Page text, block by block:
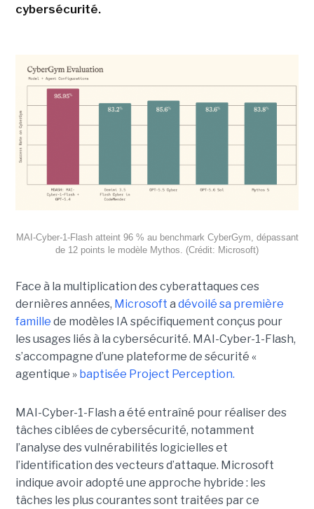
cybersécurité.
MAI-Cyber-1-Flash atteint 96 % au benchmark CyberGym, dépassant
de 12 points le modèle Mythos. (Crédit: Microsoft)
Face à la multiplication des cyberattaques ces
dernières années, Microsoft a dévoilé sa première
famille de modèles IA spécifiquement conçus pour
les usages liés à la cybersécurité. MAI-Cyber-1-Flash,
s’accompagne d’une plateforme de sécurité «
agentique » baptisée Project Perception.
MAI-Cyber-1-Flash a été entraîné pour réaliser des
tâches ciblées de cybersécurité, notamment
l’analyse des vulnérabilités logicielles et
l’identification des vecteurs d’attaque. Microsoft
indique avoir adopté une approche hybride : les
tâches les plus courantes sont traitées par ce